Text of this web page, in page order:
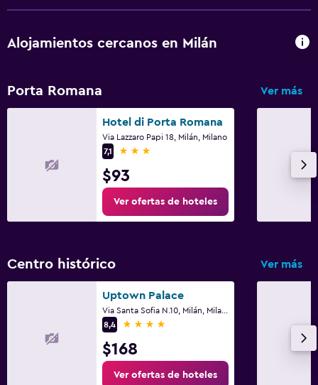
Alojamientos cercanos en Milán
Porta Romana Ver más
Hotel di Porta Romana
Via Lazzaro Papi 18, Milán, Milano
7,1
3 estrellas
$93
Ver ofertas de hoteles
Centro histórico Ver más
Uptown Palace
8,4
4 estrellas
$168
Ver ofertas de hoteles